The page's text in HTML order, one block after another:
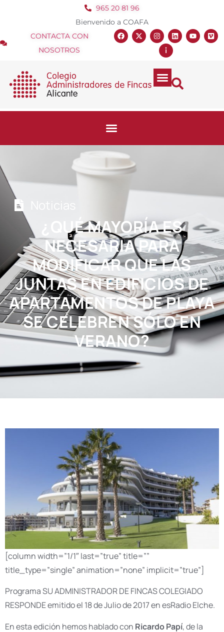
965 20 81 96
Bienvenido a COAFA
CONTACTA CON
NOSOTROS
¿QUÉ MAYORÍA ES
NECESARIA PARA
MODIFICAR QUE LAS
JUNTAS EN EDIFICIOS DE
APARTAMENTOS DE PLAYA
SE CELEBREN SÓLO EN
VERANO?
[column width=”1/1″ last=”true” title=””
title_type=”single” animation=”none” implicit=”true”]
Programa SU ADMINISTRADOR DE FINCAS COLEGIADO
RESPONDE emitido el 18 de Julio de 2017 en esRadio Elche.
En esta edición hemos hablado con Ricardo Papí, de la